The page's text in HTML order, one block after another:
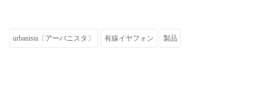
urbanista〔アーバニスタ〕 有線イヤフォン 製品